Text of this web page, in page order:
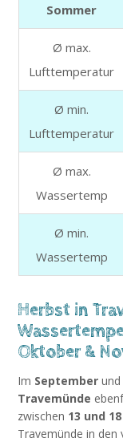
Sommer
Ø max.
Lufttemperatur
Ø min.
Lufttemperatur
Ø max.
Wassertemp
Ø min.
Wassertemp
Herbst in
Oktober &
Im September und
Travemünde
zwischen 13 und 18
Travemünde in den